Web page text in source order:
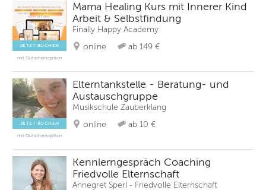
JETZT BUCHEN
mit Gutscheinoption
Mama Healing Kurs mit Innerer Kind
Arbeit & Selbstfindung
Finally Happy Academy
online
ab 149 €
JETZT BUCHEN
mit Gutscheinoption
Elterntankstelle - Beratung- und
Austauschgruppe
Musikschule Zauberklang
online
ab 10 €
Kennlerngespräch Coaching
Friedvolle Elternschaft
Annegret Sperl - Friedvolle Elternschaft